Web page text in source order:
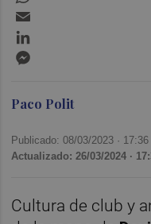
Paco Polit
Publicado: 08/03/2023 · 17:36
Actualizado: 26/03/2024 ·
Cultura de club y